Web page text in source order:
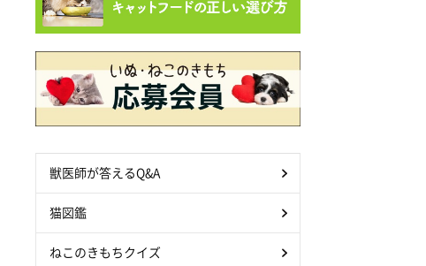
獣医師が答えるQ&A
猫図鑑
ねこのきもちクイズ